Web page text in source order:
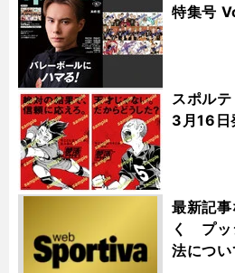
特集号
スポル
3月16日
最新記
く プッ
法につい